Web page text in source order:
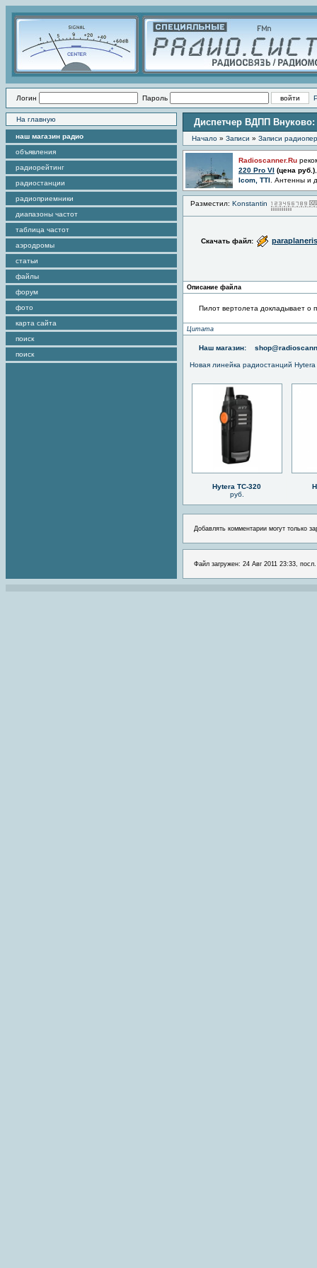
Логин Пароль
На главную
наш магазин радио
объявления
радиорейтинг
радиостанции
радиоприемники
диапазоны частот
таблица частот
аэродромы
статьи
файлы
форум
фото
карта сайта
поиск
поиск
Диспетчер ВДПП
Начало » Записи » Записи
Radioscanner.Ru
220 Pro VI (цена руб.)
Icom, TTI . Антенны и
Разместил: Konstantin
Скачать файл:
Описание файла
Пилот вертолета докладывает о
Цитата
Наш магазин:
Новая линейка радиостанций
Hytera TC-320
руб.
Добавлять комментарии могут только
Файл загружен: 24 Авг 2011 23:33,